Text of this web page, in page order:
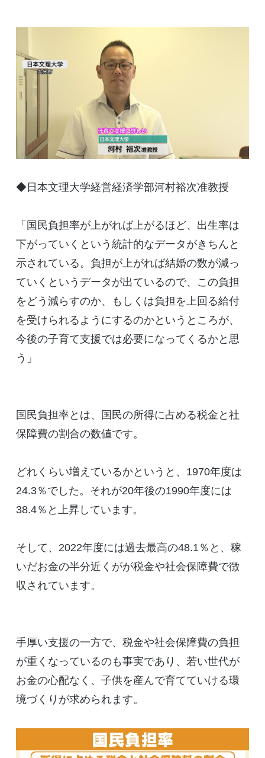
◆日本文理大学経営経済学部河村裕次准教授
「国民負担率が上がれば上がるほど、出生率は
下がっていくという統計的なデータがきちんと
示されている。負担が上がれば結婚の数が減っ
ていくというデータが出ているので、この負担
をどう減らすのか、もしくは負担を上回る給付
を受けられるようにするのかというところが、
今後の子育て支援では必要になってくるかと思
う」
国民負担率とは、国民の所得に占める税金と社
保障費の割合の数値です。
どれくらい増えているかというと、1970年度は
24.3％でした。それが20年後の1990年度には
38.4％と上昇しています。
そして、2022年度には過去最高の48.1％と、稼
いだお金の半分近くがが税金や社会保障費で徴
収されています。
手厚い支援の一方で、税金や社会保障費の負担
が重くなっているのも事実であり、若い世代が
お金の心配なく、子供を産んで育てていける環
境づくりが求められます。